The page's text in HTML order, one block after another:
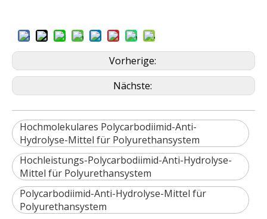
Vorherige:
Nächste:
Hochmolekulares Polycarbodiimid-Anti-
Hydrolyse-Mittel für Polyurethansystem
Hochleistungs-Polycarbodiimid-Anti-Hydrolyse-
Mittel für Polyurethansystem
Polycarbodiimid-Anti-Hydrolyse-Mittel für
Polyurethansystem